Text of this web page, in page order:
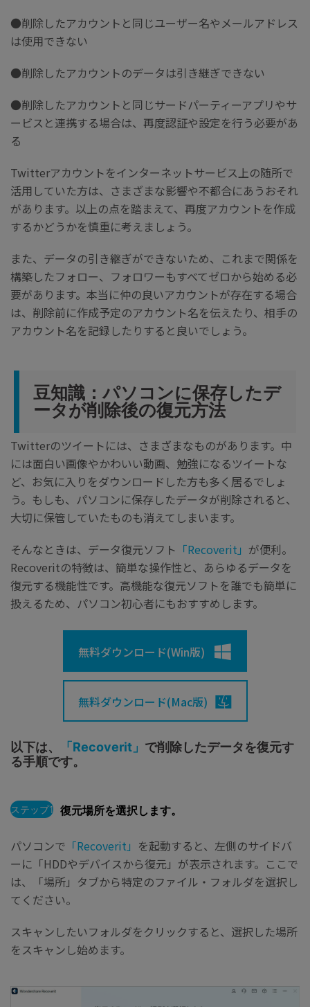
●削除したアカウントと同じユーザー名やメールアドレス
は使用できない
●削除したアカウントのデータは引き継ぎできない
●削除したアカウントと同じサードパーティーアプリやサ
ービスと連携する場合は、再度認証や設定を行う必要があ
る
Twitterアカウントをインターネットサービス上の随所で
活用していた方は、さまざまな影響や不都合にあうおそれ
があります。以上の点を踏まえて、再度アカウントを作成
するかどうかを慎重に考えましょう。
また、データの引き継ぎができないため、これまで関係を
構築したフォロー、フォロワーもすべてゼロから始める必
要があります。本当に仲の良いアカウントが存在する場合
は、削除前に作成予定のアカウント名を伝えたり、相手の
アカウント名を記録したりすると良いでしょう。
豆知識：パソコンに保存したデ
ータが削除後の復元方法
Twitterのツイートには、さまざまなものがあります。中
には面白い画像やかわいい動画、勉強になるツイートな
ど、お気に入りをダウンロードした方も多く居るでしょ
う。もしも、パソコンに保存したデータが削除されると、
大切に保管していたものも消えてしまいます。
そんなときは、データ復元ソフト 「Recoverit」 が便利。
Recoveritの特徴は、簡単な操作性と、あらゆるデータを
復元する機能性です。高機能な復元ソフトを誰でも簡単に
扱えるため、パソコン初心者にもおすすめします。
無料ダウンロード(Win版)
無料ダウンロード(Mac版)
以下は、 「Recoverit」 で削除したデータを復元す
る手順です。
ステップ1 復元場所を選択します。
パソコンで 「Recoverit」 を起動すると、左側のサイドバ
ーに「HDDやデバイスから復元」が表示されます。ここで
は、「場所」タブから特定のファイル・フォルダを選択し
てください。
スキャンしたいフォルダをクリックすると、選択した場所
をスキャンし始めます。